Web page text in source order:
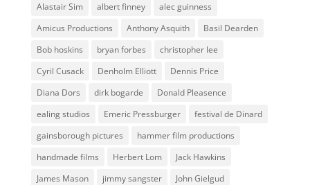
Alastair Sim albert finney
alec guinness
Amicus Productions
Anthony Asquith
Basil Dearden
Bob hoskins
bryan forbes
christopher lee
Cyril Cusack
Denholm Elliott
Dennis Price
Diana Dors
dirk bogarde
Donald Pleasence
ealing studios
Emeric Pressburger
festival de Dinard
gainsborough pictures
hammer film productions
handmade films
Herbert Lom
Jack Hawkins
James Mason
jimmy sangster
John Gielgud